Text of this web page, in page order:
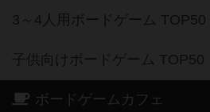
3～4人用ボードゲーム TOP50
子供向けボードゲーム TOP50
ボードゲームカフェ